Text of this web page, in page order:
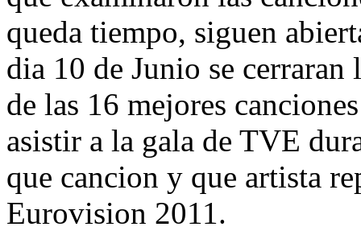
queda tiempo, siguen
dia 10 de Junio se
de las 16 mejores
asistir a la gala de TVE
que cancion y que artista
Eurovision 2011.